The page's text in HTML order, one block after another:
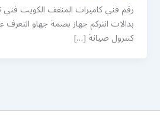
رقم فني كاميرات المنقف الكويت فني
بدالات انتركم جهاز بصمة جهاو
كنترول صيانة […]